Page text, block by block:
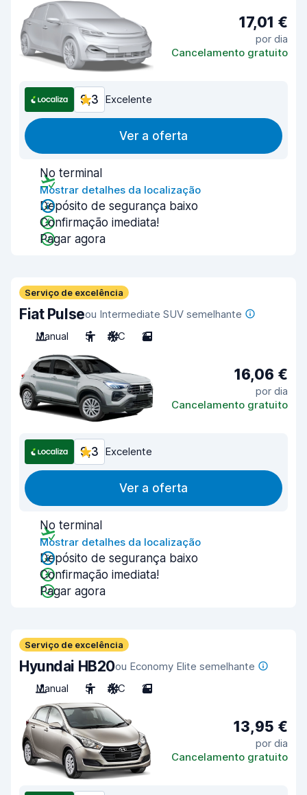
17,01 €
por dia
Cancelamento gratuito
9,3 Excelente
Ver a oferta
No terminal
Mostrar detalhes da localização
Depósito de segurança baixo
Confirmação imediata!
Pagar agora
Serviço de excelência
Fiat Pulseou Intermediate SUV semelhante
Manual
5 A/C 2
16,06 €
por dia
Cancelamento gratuito
9,3 Excelente
Ver a oferta
No terminal
Mostrar detalhes da localização
Depósito de segurança baixo
Confirmação imediata!
Pagar agora
Serviço de excelência
Hyundai HB20ou Economy Elite semelhante
Manual
5 A/C 2
13,95 €
por dia
Cancelamento gratuito